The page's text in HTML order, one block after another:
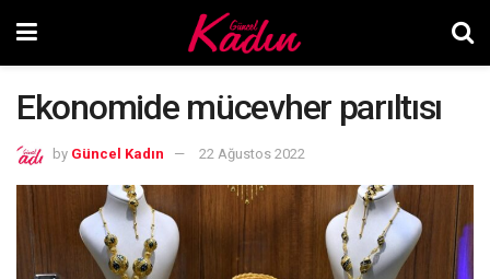
Ekonomide mücevher parıltısı
by Güncel Kadın 22 Ağustos 2022